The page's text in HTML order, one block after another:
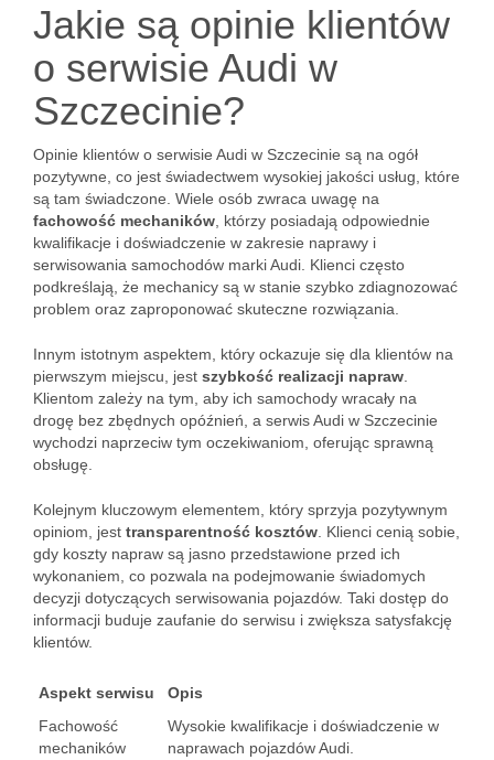
Jakie są opinie klientów
o serwisie Audi w
Szczecinie?
Opinie klientów o serwisie Audi w Szczecinie są na ogół
pozytywne, co jest świadectwem wysokiej jakości usług, które
są tam świadczone. Wiele osób zwraca uwagę na
fachowość mechaników , którzy posiadają odpowiednie
kwalifikacje i doświadczenie w zakresie naprawy i
serwisowania samochodów marki Audi. Klienci często
podkreślają, że mechanicy są w stanie szybko zdiagnozować
problem oraz zaproponować skuteczne rozwiązania.
Innym istotnym aspektem, który ockazuje się dla klientów na
pierwszym miejscu, jest szybkość realizacji napraw
Klientom zależy na tym, aby ich samochody wracały na
drogę bez zbędnych opóźnień, a serwis Audi w Szczecinie
wychodzi naprzeciw tym oczekiwaniom, oferując sprawną
obsługę.
Kolejnym kluczowym elementem, który sprzyja pozytywnym
opiniom, jest transparentność kosztów . Klienci cenią sobie,
gdy koszty napraw są jasno przedstawione przed ich
wykonaniem, co pozwala na podejmowanie świadomych
decyzji dotyczących serwisowania pojazdów. Taki dostęp do
informacji buduje zaufanie do serwisu i zwiększa satysfakcję
klientów.
Aspekt serwisu
Opis
Fachowość
mechaników
Wysokie kwalifikacje i doświadczenie w
naprawach pojazdów Audi.